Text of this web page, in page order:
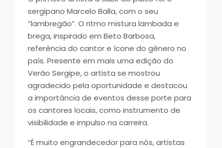
sergipano Marcelo Balla, com o seu
“lambregão”. O ritmo mistura lambada e
brega, inspirado em Beto Barbosa,
referência do cantor e ícone do gênero no
país. Presente em mais uma edição do
Verão Sergipe, o artista se mostrou
agradecido pela oportunidade e destacou
a importância de eventos desse porte para
os cantores locais, como instrumento de
visibilidade e impulso na carreira.
“É muito engrandecedor para nós, artistas